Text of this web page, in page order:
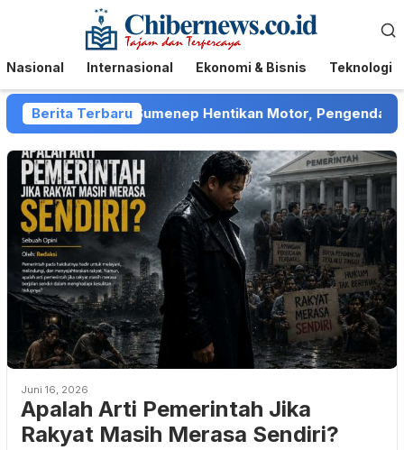
Menu
Mobile
Nasional Internasional Ekonomi & Bisnis Teknologi
Berita Terbaru
Collector di Sumenep Hentikan Motor, Pengendara
Juni 16, 2026
Apalah Arti Pemerintah Jika
Rakyat Masih Merasa Sendiri?